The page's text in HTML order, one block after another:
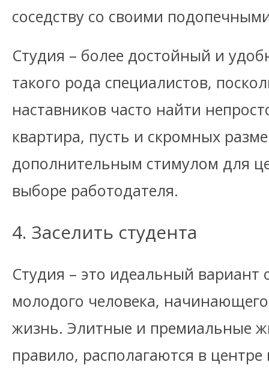
соседству со своими
Студия – более достойный и
такого рода специалистов,
наставников часто найти
квартира, пусть и скромных
дополнительным стимулом для
выборе работодателя.
4. Заселить студента
Студия – это идеальный вариант
молодого человека,
жизнь. Элитные и премиальные
правило, располагаются в